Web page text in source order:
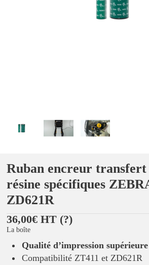
Ruban encreur
résine spécifiques
ZD621R
36,00€ HT (?)
La boîte
Qualité d’impression supérieure
Compatibilité ZT411 et ZD621R